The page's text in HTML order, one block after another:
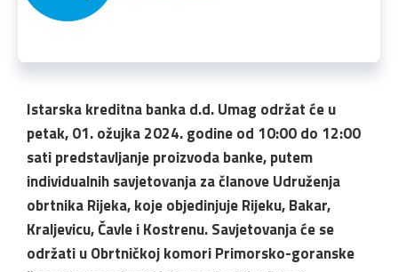
Istarska kreditna banka d.d. Umag održat će u
petak, 01. ožujka 2024. godine od 10:00 do 12:00
sati predstavljanje proizvoda banke, putem
individualnih savjetovanja za članove Udruženja
obrtnika Rijeka, koje objedinjuje Rijeku, Bakar,
Kraljevicu, Čavle i Kostrenu. Savjetovanja će se
održati u Obrtničkoj komori Primorsko-goranske